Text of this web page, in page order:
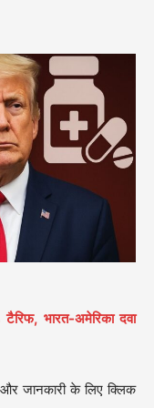
भारत-अमेरिका दवा
जानकारी के लिए क्लिक